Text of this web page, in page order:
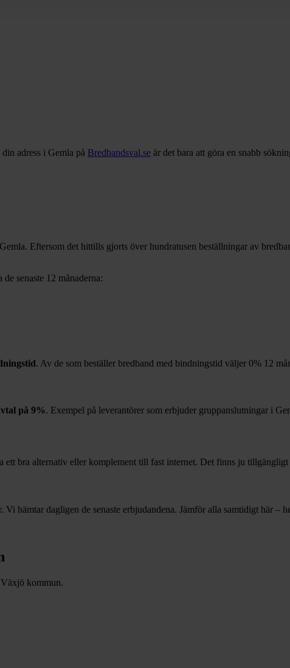
adress i Gemla på Bredbandsval.se är det bara att göra en snabb
Gemla. Eftersom det hittills gjorts över hundratusen beställningar av
de senaste 12 månaderna:
. Av de som beställer bredband med bindningstid väljer 0% 12
på 9%. Exempel på leverantörer som erbjuder gruppanslutningar i
bra alternativ eller komplement till fast internet. Det finns ju
hämtar dagligen de senaste erbjudandena. Jämför alla samtidigt här –
Växjö kommun.